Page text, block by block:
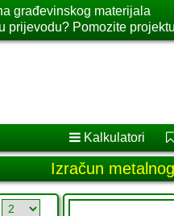
građevinskog materijala
prijevodu? Pomozite
Kalkulatori
Izračun